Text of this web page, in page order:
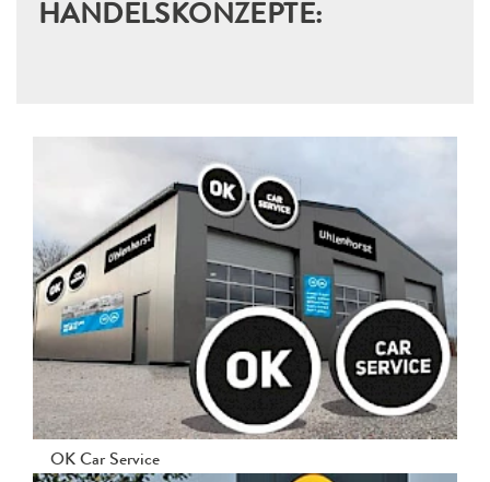
HANDELSKONZEPTE:
OK Car Service